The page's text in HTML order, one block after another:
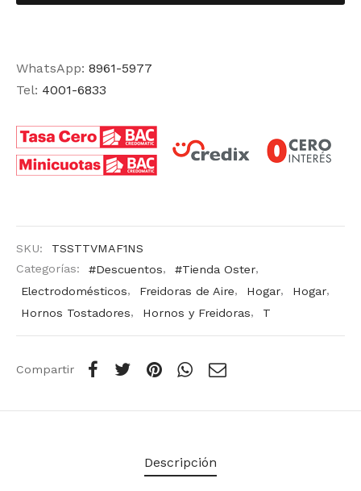
WhatsApp: 8961-5977
Tel: 4001-6833
SKU:
TSSTTVMAF1NS
Categorías:
#Descuentos, #Tienda Oster,
Electrodomésticos, Freidoras de Aire, Hogar, Hogar,
Hornos Tostadores, Hornos y Freidoras, T
Compartir
Descripción